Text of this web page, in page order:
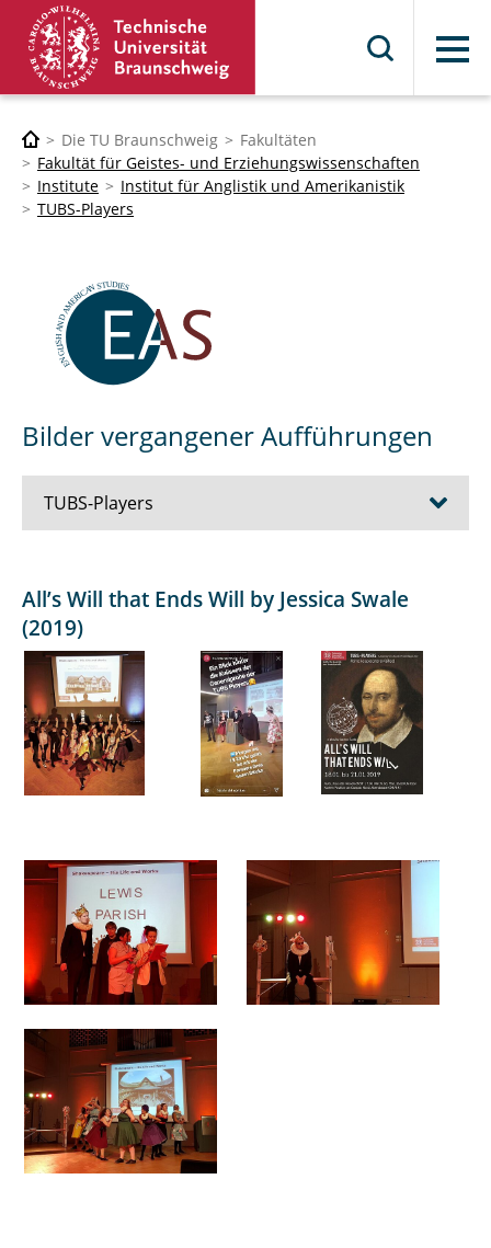
Menü
Die TU Braunschweig
Fakultäten
Fakultät für Geistes- und Erziehungswissenschaften
Institute
Institut für Anglistik und Amerikanistik
TUBS-Players
Bilder vergangener Aufführungen
TUBS-Players
All’s Will that Ends Will by Jessica Swale
(2019)